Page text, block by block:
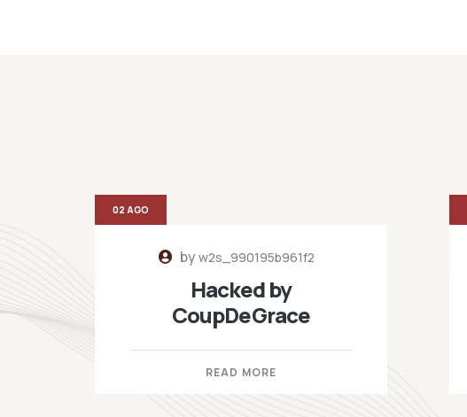
byw2s_990195b961f2
Hacked by
CoupDeGrace
READ MORE
02 AGO